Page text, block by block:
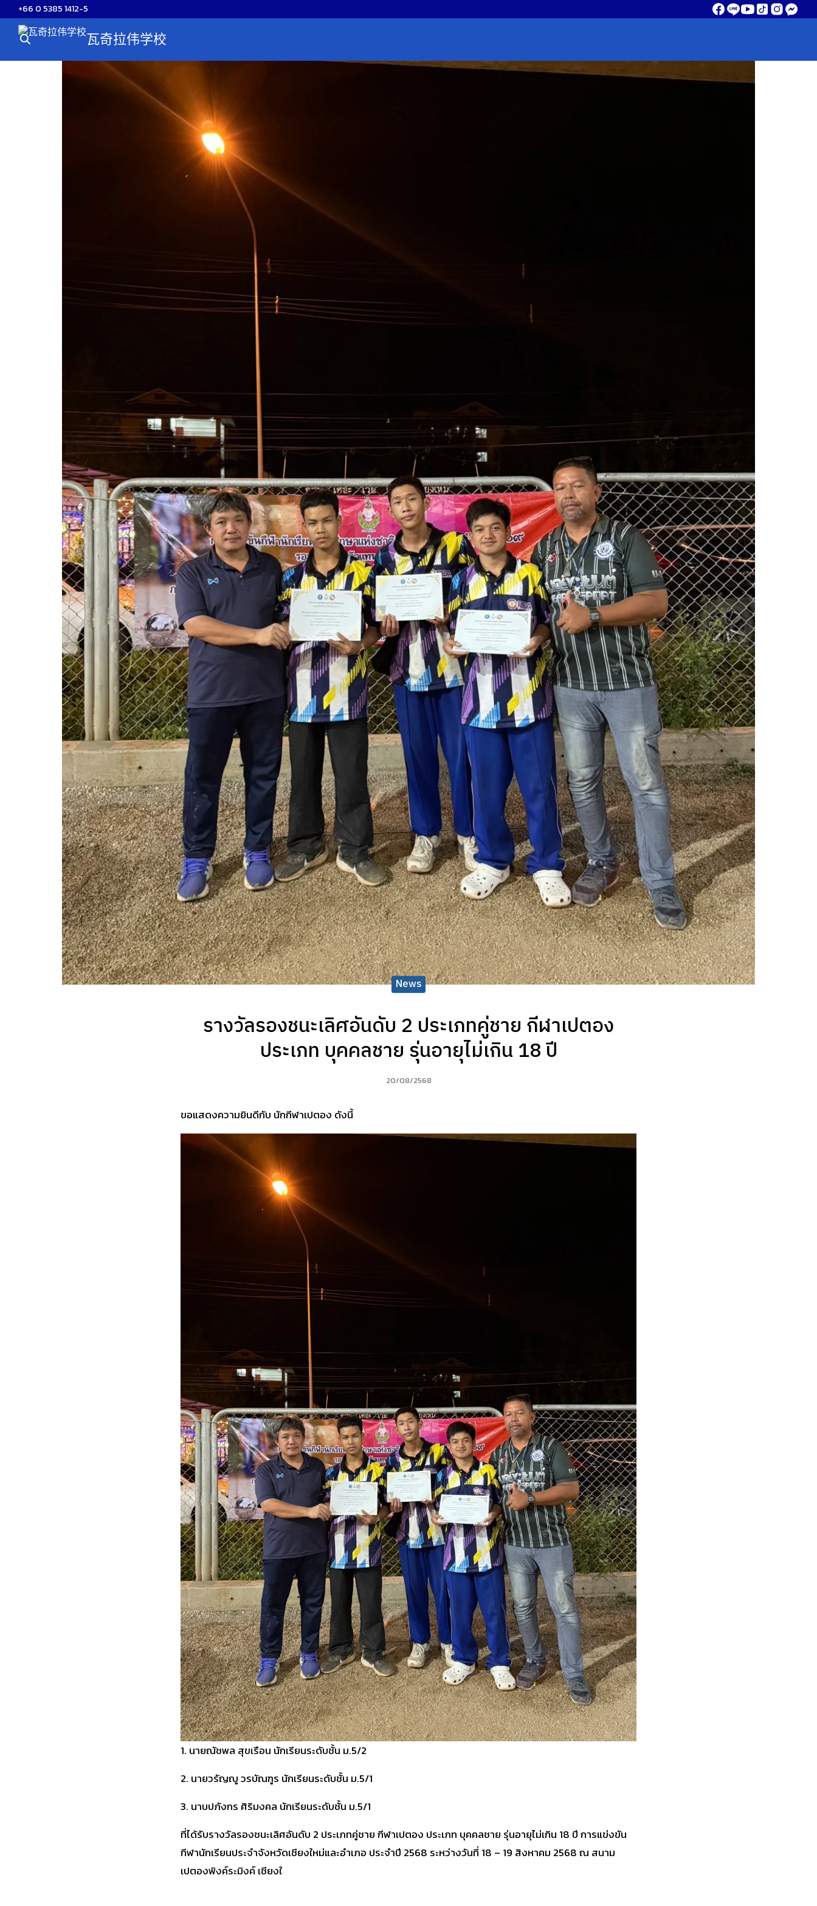
to
content
+66 0 5385 1412-5
瓦奇拉伟学校
for:
News
รางวัลรองชนะเลิศอันดับ 2 ประเภทคู่ชาย กีฬาเปตอง
ประเภท บุคคลชาย รุ่นอายุไม่เกิน 18 ปี
20/08/2568
ขอแสดงความยินดีกับ นักกีฬาเปตอง ดังนี้
1. นายณัชพล สุขเรือน นักเรียนระดับชั้น ม.5/2
2. นายวรัญญู วรบัณฑูร นักเรียนระดับชั้น ม.5/1
3. นาบปภังกร ศิริมงคล นักเรียนระดับชั้น ม.5/1
ที่ได้รับรางวัลรองชนะเลิศอันดับ 2 ประเภทคู่ชาย กีฬาเปตอง ประเภท บุคคลชาย รุ่นอายุไม่เกิน 18 ปี การแข่งขัน
กีฬานักเรียนประจำจังหวัดเชียงใหม่และอำเภอ ประจำปี 2568 ระหว่างวันที่ 18 – 19 สิงหาคม 2568 ณ สนาม
เปตองพิงค์ระมิงค์ เชียงใ